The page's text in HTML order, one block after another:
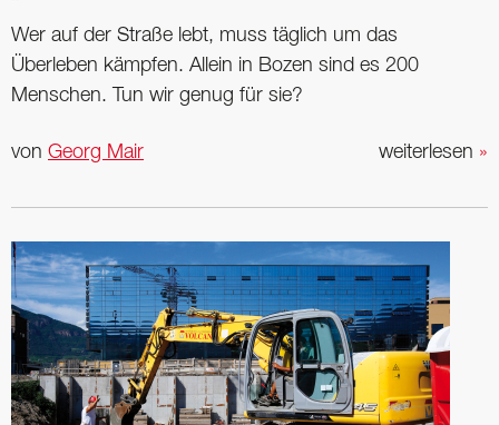
Wer auf der Straße lebt, muss täglich um das
Überleben kämpfen. Allein in Bozen sind es 200
Menschen. Tun wir genug für sie?
weiterlesen »
von Georg Mair